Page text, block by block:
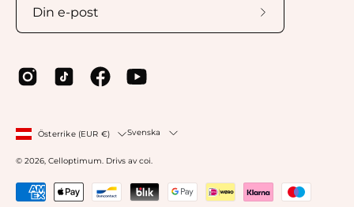
LandÖsterrike (EUR €) Språk
Svenska
© 2026, Celloptimum Drivs av coi